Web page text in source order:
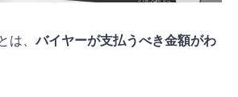
にインボイスを変更するのは不
は、バイヤーが支払うべき金額がわ